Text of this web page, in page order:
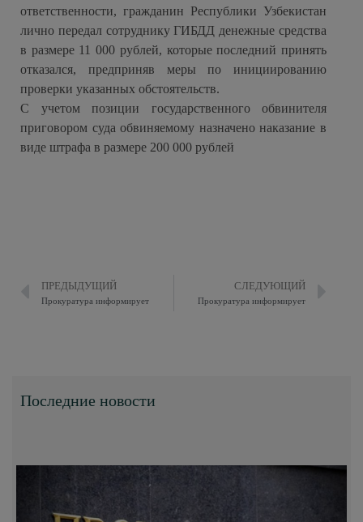
ответственности, гражданин Республики Узбекистан
лично передал сотруднику ГИБДД денежные средства
в размере 11 000 рублей, которые последний принять
отказался, предприняв меры по инициированию
проверки указанных обстоятельств.
С учетом позиции государственного обвинителя
приговором суда обвиняемому назначено наказание в
виде штрафа в размере 200 000 рублей
ПРЕДЫДУЩИЙ
Прокуратура информирует
СЛЕДУЮЩИЙ
Прокуратура информирует
Последние новости